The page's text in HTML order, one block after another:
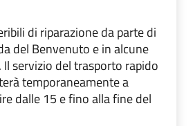
di riparazione da parte di
del Benvenuto e in alcune
servizio del trasporto rapido
temporaneamente a
dalle 15 e fino alla fine del